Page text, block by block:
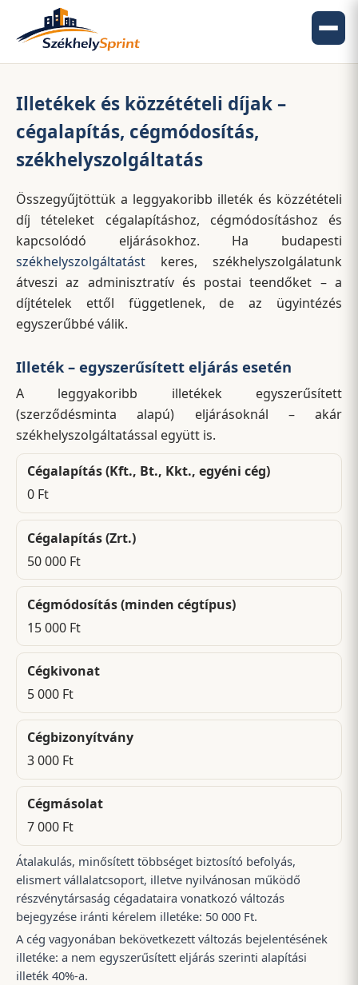
Illetékek és közzétételi díjak –
cégalapítás, cégmódosítás,
székhelyszolgáltatás
Összegyűjtöttük a leggyakoribb illeték és közzétételi
díj tételeket cégalapításhoz, cégmódosításhoz és
kapcsolódó eljárásokhoz. Ha budapesti
székhelyszolgáltatást keres, székhelyszolgálatunk
átveszi az adminisztratív és postai teendőket – a
díjtételek ettől függetlenek, de az ügyintézés
egyszerűbbé válik.
Illeték – egyszerűsített eljárás esetén
A leggyakoribb illetékek egyszerűsített
(szerződésminta alapú) eljárásoknál – akár
székhelyszolgáltatással együtt is.
Cégalapítás (Kft., Bt., Kkt., egyéni cég)
0 Ft
Cégalapítás (Zrt.)
50 000 Ft
Cégmódosítás (minden cégtípus)
15 000 Ft
Cégkivonat
5 000 Ft
Cégbizonyítvány
3 000 Ft
Cégmásolat
7 000 Ft
Átalakulás, minősített többséget biztosító befolyás,
elismert vállalatcsoport, illetve nyilvánosan működő
részvénytársaság cégadataira vonatkozó változás
bejegyzése iránti kérelem illetéke: 50 000 Ft.
A cég vagyonában bekövetkezett változás bejelentésének
illetéke: a nem egyszerűsített eljárás szerinti alapítási
illeték 40%-a.